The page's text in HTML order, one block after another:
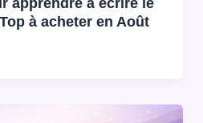
à acheter en Août